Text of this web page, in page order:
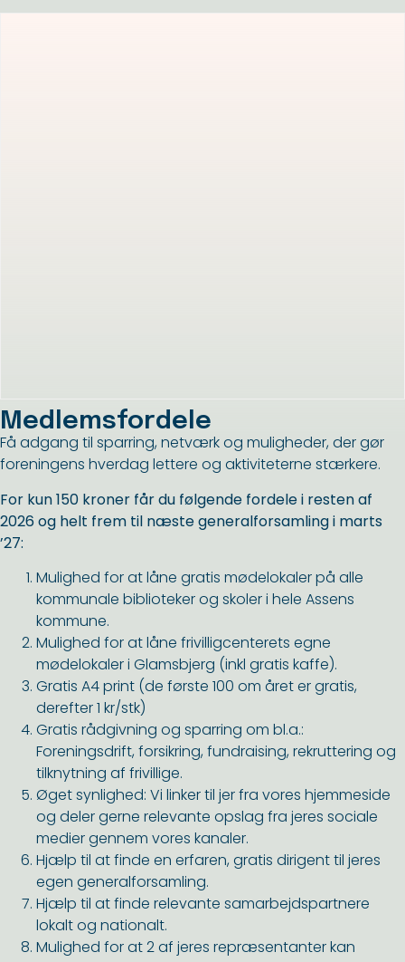
Medlemsfordele
Få adgang til sparring, netværk og muligheder, der gør
foreningens hverdag lettere og aktiviteterne stærkere.
For kun 150 kroner får du følgende fordele i resten af
2026 og helt frem til næste generalforsamling i marts
’27:
Mulighed for at låne gratis mødelokaler på alle
kommunale biblioteker og skoler i hele Assens
kommune.
Mulighed for at låne frivilligcenterets egne
mødelokaler i Glamsbjerg (inkl gratis kaffe).
Gratis A4 print (de første 100 om året er gratis,
derefter 1 kr/stk)
Gratis rådgivning og sparring om bl.a.:
Foreningsdrift, forsikring, fundraising, rekruttering og
tilknytning af frivillige.
Øget synlighed: Vi linker til jer fra vores hjemmeside
og deler gerne relevante opslag fra jeres sociale
medier gennem vores kanaler.
Hjælp til at finde en erfaren, gratis dirigent til jeres
egen generalforsamling.
Hjælp til at finde relevante samarbejdspartnere
lokalt og nationalt.
Mulighed for at 2 af jeres repræsentanter kan